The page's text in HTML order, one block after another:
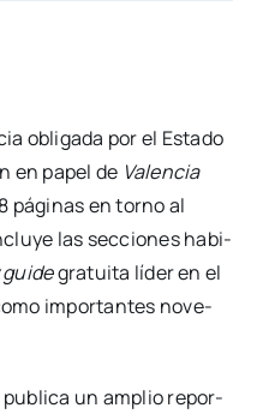
obli­ga­da por el Esta­do
en papel de Valen­cia
pági­nas en torno al
las sec­cio­nes habi­
gra­tui­ta líder en el
impor­tan­tes nove­
publi­ca un amplio repor­